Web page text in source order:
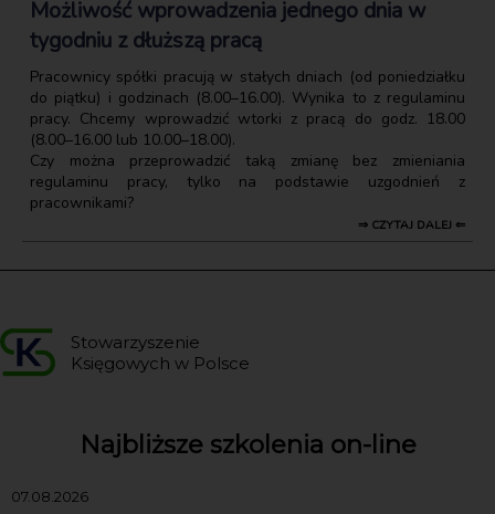
Możliwość wprowadzenia jednego dnia w
tygodniu z dłuższą pracą
Pracownicy spółki pracują w stałych dniach (od poniedziałku
do piątku) i godzinach (8.00–16.00). Wynika to z regulaminu
pracy. Chcemy wprowadzić wtorki z pracą do godz. 18.00
(8.00–16.00 lub 10.00–18.00).
Czy można przeprowadzić taką zmianę bez zmieniania
regulaminu pracy, tylko na podstawie uzgodnień z
pracownikami?
⇒ CZYTAJ DALEJ ⇐
Stowarzyszenie
Księgowych w Polsce
Najbliższe szkolenia on-line
07.08.2026